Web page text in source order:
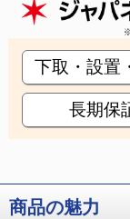
下取・設置
長期保
商品の魅力